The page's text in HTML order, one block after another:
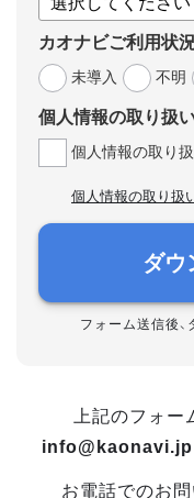
カオナビご利用状
未導入
不明
個人情報の取り扱
個人情報の取り
個人情報の取り扱
ダウ
フォーム送信後
上記のフォー
info@kaonavi.jp
お電話でのお